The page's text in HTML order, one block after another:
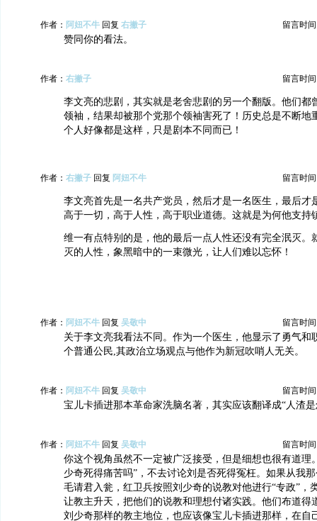
作者： 阿妞不牛 回复 右撇子 留言时间
赞同你的看法。
作者： 右撇子 留言时间
李文亮的悲剧，其实就是老舍悲剧的另一个翻版。他们都
领袖，结果却被那个党那个领袖害死了！历史总是不断地
个人好像都是这样，只是剧本不同而已！
作者： 右撇子 回复 阿妞不牛 留言时间
李文亮首先是一名共产党员，然后才是一名医生，最后才
高于一切，高于人性，高于职业道德。这就是为何他支持
维一有点特别的是，他的最后一点人性还没有完全泯灭。
灭的人性，象黑暗中的一束微光，让人们难以忘怀！
作者： 阿妞不牛 回复 吴敬中 留言时间
关于李文亮我看法不同。作为一个医生，他显示了勇气和
个普通公民,其政治立场观点与他作为新冠吹哨人无关。
作者： 阿妞不牛 回复 吴敬中 留言时间
宝儿卡插进那本革命家洗脑名著，其实应该翻译成“人渣
作者： 阿妞不牛 回复 吴敬中 留言时间
你这个视角虽然不一定被广泛接受，但是细想也很有道理
少奇死得痛苦吗”，不去讨论刘是否死得冤枉。如果从我
毛请君入瓮，红卫兵按照刘少奇的说教对他进行“专政”，
让教主升天，把他们的说教和理想付诸实践。他们布道得
刘少奇那样的教主地位，也应该像宝儿卡插进那样，在自